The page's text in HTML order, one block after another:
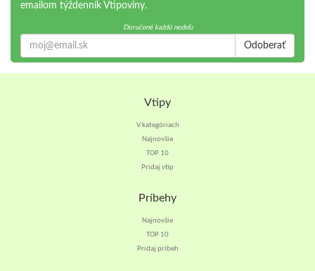
emailom týždenník Vtipoviny.
Doručené každú nedeľu
Odoberať
Vtipy
V kategóriach
Najnovšie
TOP 10
Pridaj vtip
Príbehy
Najnovšie
TOP 10
Pridaj príbeh